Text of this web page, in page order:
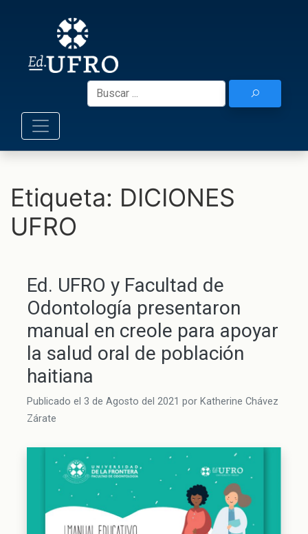
content
Buscar:
Etiqueta: DICIONES
UFRO
Ed. UFRO y Facultad de
Odontología presentaron
manual en creole para apoyar
la salud oral de población
haitiana
Publicado el 3 de Agosto del 2021 por Katherine Chávez
Zárate